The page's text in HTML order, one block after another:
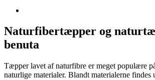
Naturfibertæpper og
benuta
Tæpper lavet af naturfibre er meget populære
naturlige materialer. Blandt materialerne findes